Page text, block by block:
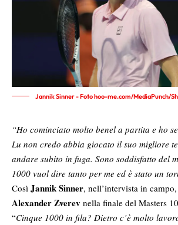
Jannik Sinner - Foto hoo-me.com/MediaPunch/
“Ho cominciato molto benel a partita e ho
Lu non credo abbia giocato il suo migliore
andare subito in fuga. Sono soddisfatto del
1000 vuol dire tanto per me ed è stato un
Così Jannik Sinner, nell’intervista in
Alexander Zverev nella finale del Masters
“Cinque 1000 in fila? Dietro c’è molto